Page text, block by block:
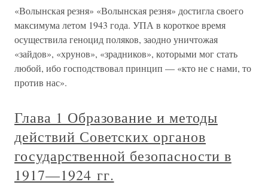
«Волынская резня» «Волынская резня» достигла своего
максимума летом 1943 года. УПА в короткое время
осуществила геноцид поляков, заодно уничтожая
«зайдов», «хрунов», «зрадников», которыми мог стать
любой, ибо господствовал принцип — «кто не с нами, то
против нас».
Глава 1 Образование и методы
действий Советских органов
государственной безопасности в
1917—1924 гг.